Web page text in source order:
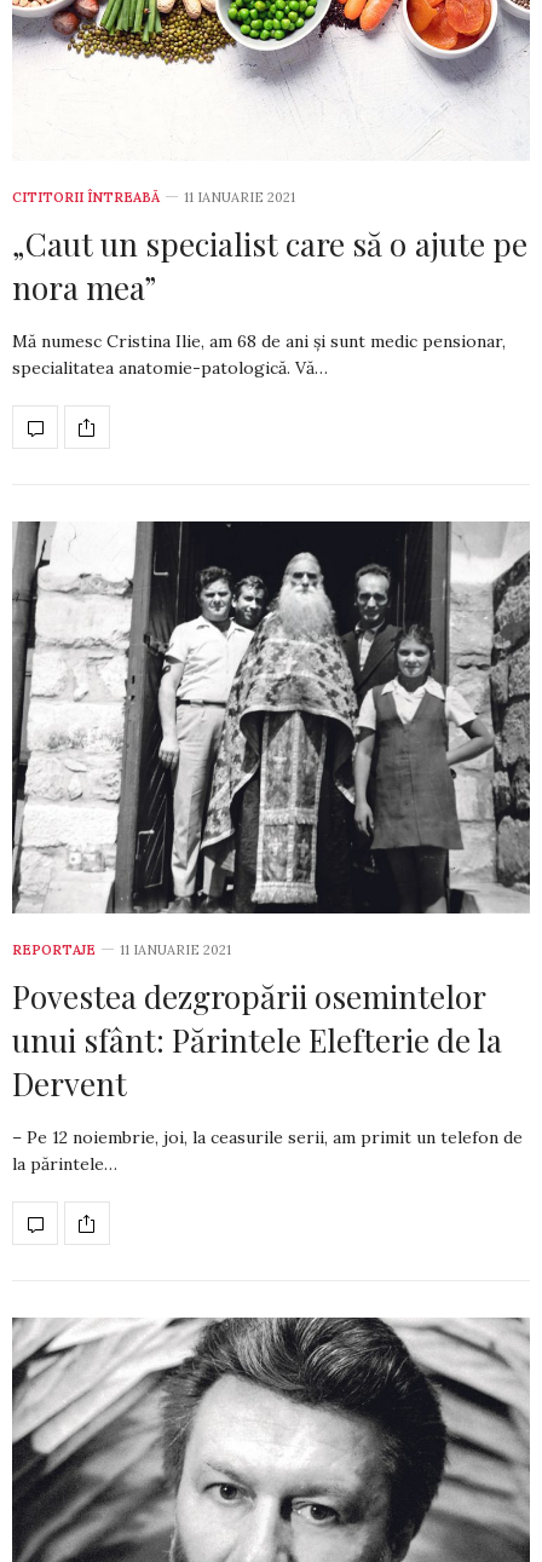
CITITORII ÎNTREABĂ 11 IANUARIE 2021
„Caut un specialist care să o ajute pe
nora mea”
Mă numesc Cristina Ilie, am 68 de ani și sunt medic pen­sionar,
specialitatea anatomie-pato­logică. Vă…
REPORTAJE 11 IANUARIE 2021
Povestea dezgropării osemintelor
unui sfânt: Părintele Elefterie de la
Dervent
– Pe 12 noiembrie, joi, la ceasurile serii, am primit un telefon de
la părin­tele…